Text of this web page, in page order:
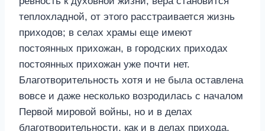
теплохладной, от этого расстраивается жизнь
приходов; в селах храмы еще имеют
постоянных прихожан, в городских приходах
постоянных прихожан уже почти нет.
Благотворительность хотя и не была оставлена
вовсе и даже несколько возродилась с началом
Первой мировой войны, но и в делах
благотворительности, как и в делах прихода,